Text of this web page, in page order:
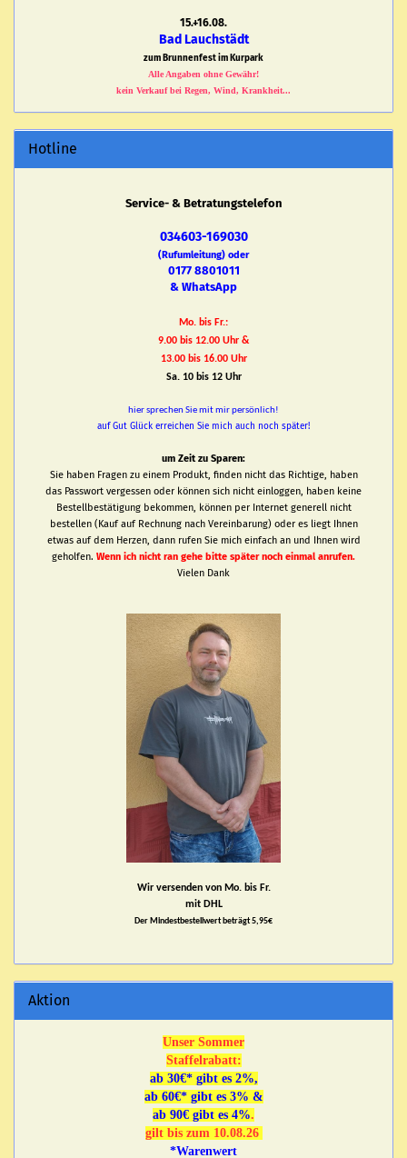
15.+16.08.
Bad Lauchstädt
zum Brunnenfest im Kurpark
Alle Angaben ohne Gewähr!
kein Verkauf bei Regen, Wind, Krankheit...
Hotline
Service- & Betratungstelefon
034603-169030
(Rufumleitung) oder
0177 8801011
& WhatsApp
Mo. bis Fr.:
9.00 bis 12.00 Uhr &
13.00 bis 16.00 Uhr
Sa. 10 bis 12 Uhr
hier sprechen Sie mit mir persönlich!
auf Gut Glück erreichen Sie mich auch noch später!
um Zeit zu Sparen:
Sie haben Fragen zu einem Produkt, finden nicht das Richtige, haben
das Passwort vergessen oder können sich nicht einloggen, haben keine
Bestellbestätigung bekommen, können per Internet generell nicht
bestellen (Kauf auf Rechnung nach Vereinbarung) oder es liegt Ihnen
etwas auf dem Herzen, dann rufen Sie mich einfach an und Ihnen wird
geholfen. Wenn ich nicht ran gehe bitte später noch einmal anrufen.
Vielen Dank
Wir versenden von Mo. bis Fr.
mit DHL
Der Mindestbestellwert beträgt 5,95€
Aktion
Unser Sommer
Staffelrabatt:
ab 30€* gibt es 2%,
ab 60€* gibt es 3% &
ab 90€ gibt es 4%.
gilt bis zum 10.08.26
*Warenwert